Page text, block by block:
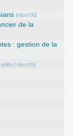
(elusVX)
de la
: gestion de la
edito /elusVX)